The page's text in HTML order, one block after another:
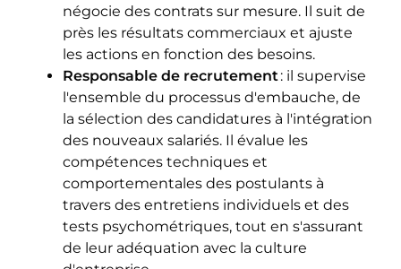
négocie des contrats sur mesure. Il suit de
près les résultats commerciaux et ajuste
les actions en fonction des besoins.
Responsable de recrutement: il supervise
l'ensemble du processus d'embauche, de
la sélection des candidatures à l'intégration
des nouveaux salariés. Il évalue les
compétences techniques et
comportementales des postulants à
travers des entretiens individuels et des
tests psychométriques, tout en s'assurant
de leur adéquation avec la culture